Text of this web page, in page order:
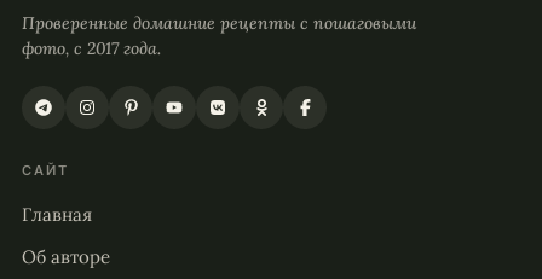
Проверенные домашние рецепты с пошаговыми
фото, с 2017 года.
САЙТ
Главная
Об авторе